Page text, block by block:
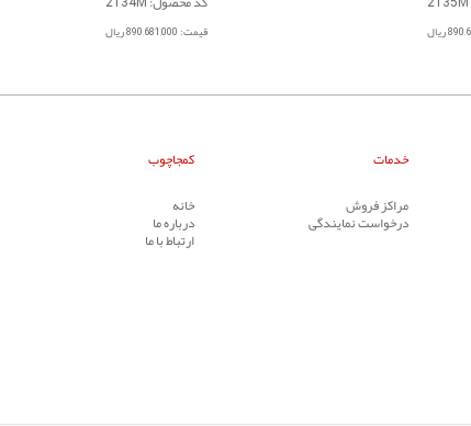
قیمت: 890,681,000 ریال
خدمات
مراکز فروش
درخواست نمایندگی
کمجاچوب
خانه
درباره ما
ارتباط با ما